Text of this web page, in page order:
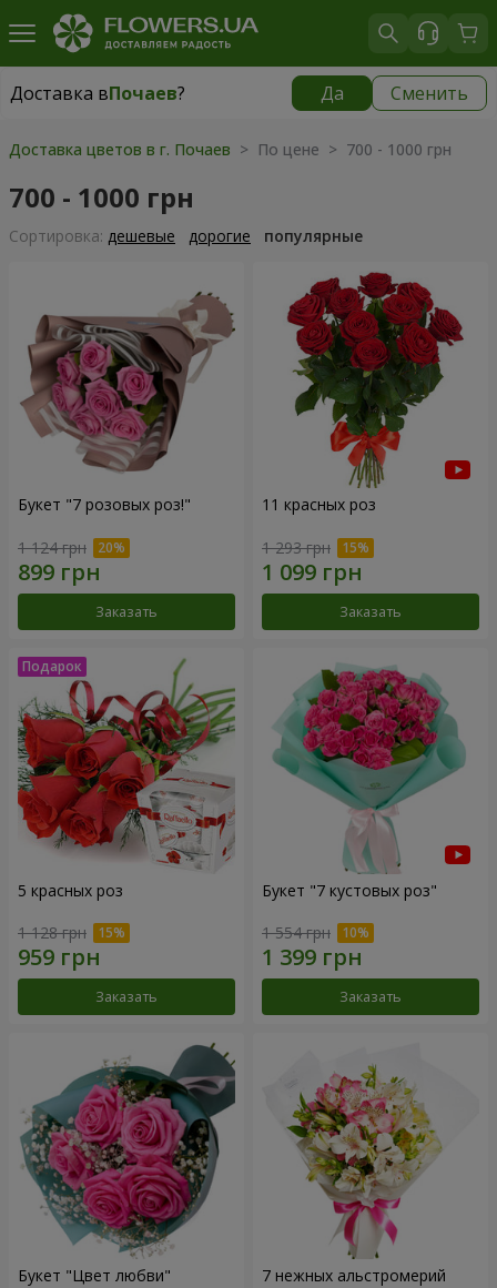
Доставка вПочаев? Да Сменить
Доставка вПочаев|
Доставка цветов в г. Почаев > По цене > 700 - 1000 грн
700 - 1000 грн
Cортировка: дешевые дорогие популярные
Букет "7 розовых роз!"
1 124 грн
Заказать
11 красных роз
1 293 грн
Заказать
5 красных роз
1 128 грн
Заказать
Букет "7 кустовых роз"
1 554 грн
Заказать
Букет "Цвет любви" 7 нежных альстромерий